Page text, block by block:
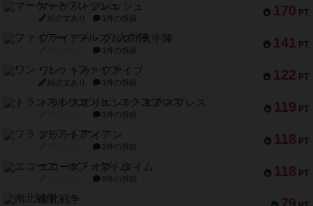
170 PT
マーケットフレッシュ
紹介文あり 1件の投稿
141 PT
ファイアー・ブルズ / 火牛陣
1件の投稿
122 PT
ワン・トゥ・ファイブ
紹介文あり 1件の投稿
119 PT
トランスオリエント・エクスプレス
1件の投稿
118 PT
フラットアイアン
2件の投稿
118 PT
エコーズ・オブ・タイム
8件の投稿
南北戦争